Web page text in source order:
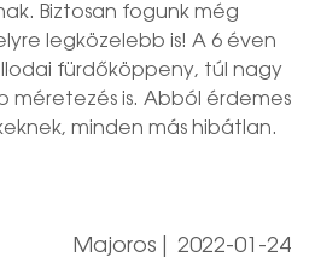
Biztosan fogunk még
legközelebb is! A 6 éven
fürdőköppeny, túl nagy
méretezés is. Abból érdemes
minden más hibátlan.
Majoros 2022-01-24